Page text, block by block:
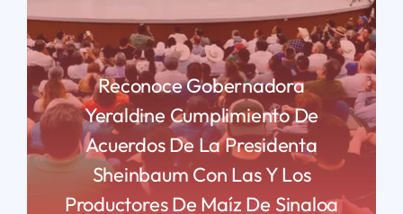
Reconoce Gobernadora
Yeraldine Cumplimiento De
Acuerdos De La Presidenta
Sheinbaum Con Las Y Los
Productores De Maíz De Sinaloa